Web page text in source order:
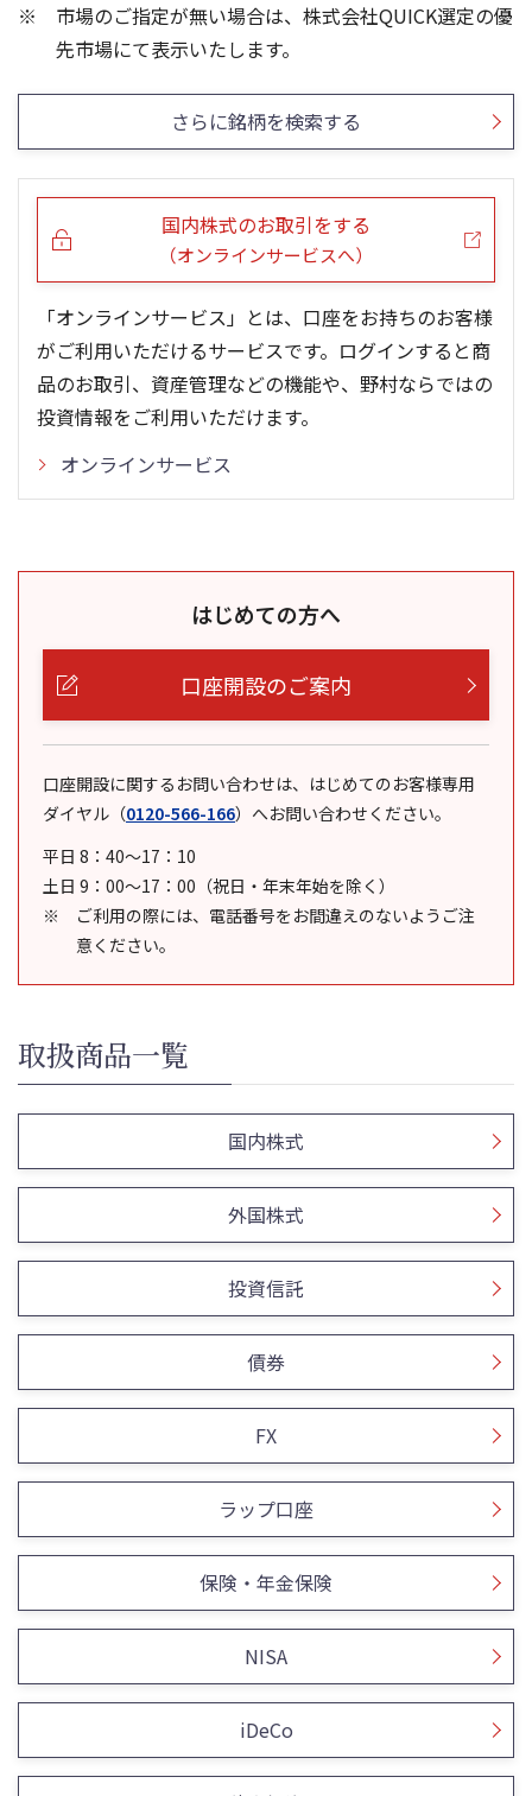
13週移動平均 26週移動平均 出来高(千)
900
0
100
200
5ヶ月移動平均 25ヶ月移動平均 出来高(千)
800
0
600
市場のご指定が無い場合は、株式会社QUICK選定の優
先市場にて表示いたします。
さらに銘柄を検索する
国内株式のお取引をする
（オンラインサービスへ）
「オンラインサービス」とは、口座をお持ちのお客様
がご利用いただけるサービスです。ログインすると商
品のお取引、資産管理などの機能や、野村ならではの
投資情報をご利用いただけます。
オンラインサービス
はじめての方へ
口座開設のご案内
口座開設に関するお問い合わせは、はじめてのお客様専用
ダイヤル （0120-566-166） へお問い合わせください。
平日 8：40～17：10
土日 9：00～17：00（祝日・年末年始を除く）
ご利用の際には、電話番号をお間違えのないようご注
意ください。
取扱商品一覧
国内株式
外国株式
投資信託
債券
FX
ラップ口座
保険・年金保険
NISA
iDeCo